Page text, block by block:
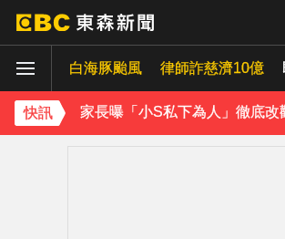
白海豚颱風 律師詐慈濟10億
快訊
家長曝「小S私下為人」徹底改
下載東森App，隨時掌握天下大